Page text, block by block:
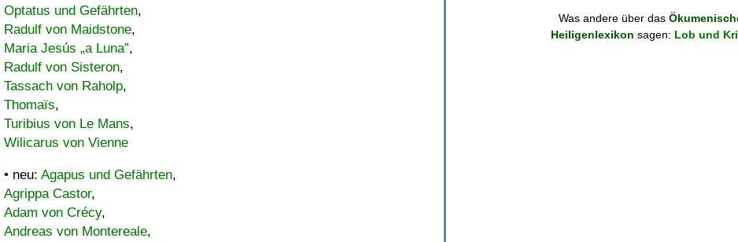
Optatus und Gefährten,
Radulf von Maidstone,
Maria Jesús „a Luna”,
Radulf von Sisteron,
Tassach von Raholp,
Thomaïs,
Turibius von Le Mans,
Wilicarus von Vienne
• neu: Agapus und Gefährten,
Agrippa Castor,
Adam von Crécy,
Andreas von Montereale,
Was andere über das
Heiligenlexikon sagen: Lob und